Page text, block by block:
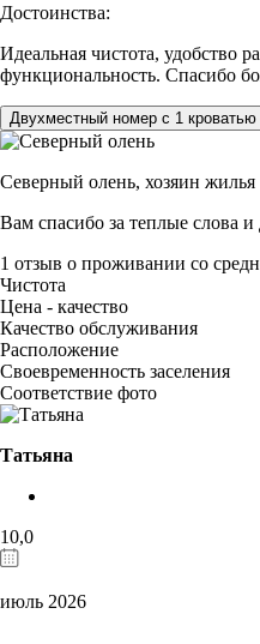
Достоинства:
Идеальная чистота, удобство
функциональность. Спасибо
Двухместный номер с 1
Северный олень, хозяин жилья
Вам спасибо за теплые слова
1 отзыв о проживании со
Чистота
Цена - качество
Качество обслуживания
Расположение
Своевременность заселения
Соответствие фото
Татьяна
10,0
июль 2026